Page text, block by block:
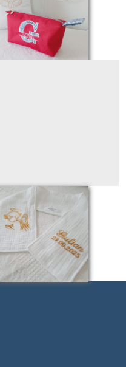
Sur demande
GIULIAN
Sur demande